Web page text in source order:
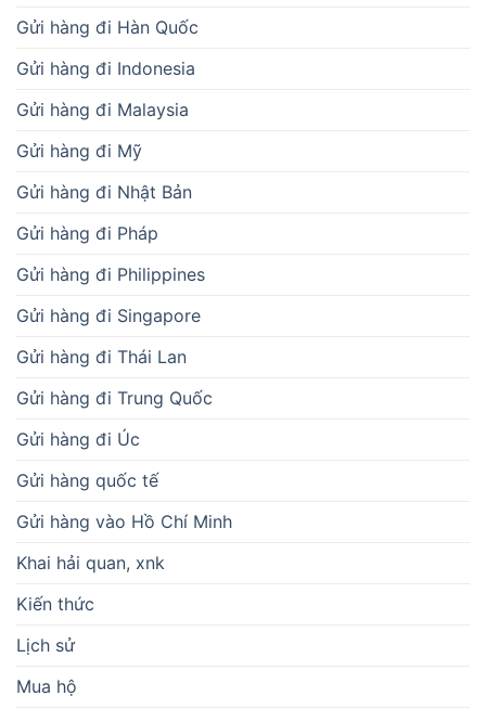
Gửi hàng đi Hàn Quốc
Gửi hàng đi Indonesia
Gửi hàng đi Malaysia
Gửi hàng đi Mỹ
Gửi hàng đi Nhật Bản
Gửi hàng đi Pháp
Gửi hàng đi Philippines
Gửi hàng đi Singapore
Gửi hàng đi Thái Lan
Gửi hàng đi Trung Quốc
Gửi hàng đi Úc
Gửi hàng quốc tế
Gửi hàng vào Hồ Chí Minh
Khai hải quan, xnk
Kiến thức
Lịch sử
Mua hộ